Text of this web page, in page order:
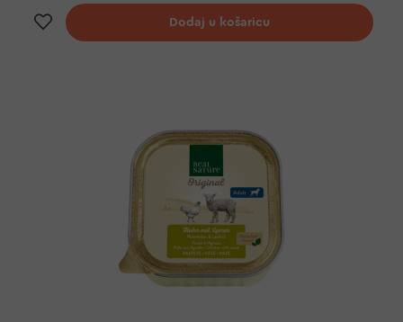
Dodaj na listu želja
Dodaj u košaricu